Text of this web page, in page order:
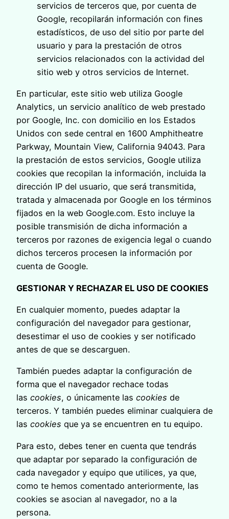
servicios de terceros que, por cuenta de
Google, recopilarán información con fines
estadísticos, de uso del sitio por parte del
usuario y para la prestación de otros
servicios relacionados con la actividad del
sitio web y otros servicios de Internet.
En particular, este sitio web utiliza Google
Analytics, un servicio analítico de web prestado
por Google, Inc. con domicilio en los Estados
Unidos con sede central en 1600 Amphitheatre
Parkway, Mountain View, California 94043. Para
la prestación de estos servicios, Google utiliza
cookies que recopilan la información, incluida la
dirección IP del usuario, que será transmitida,
tratada y almacenada por Google en los términos
fijados en la web Google.com. Esto incluye la
posible transmisión de dicha información a
terceros por razones de exigencia legal o cuando
dichos terceros procesen la información por
cuenta de Google.
GESTIONAR Y RECHAZAR EL USO DE COOKIES
En cualquier momento, puedes adaptar la
configuración del navegador para gestionar,
desestimar el uso de cookies y ser notificado
antes de que se descarguen.
También puedes adaptar la configuración de
forma que el navegador rechace todas
las cookies, o únicamente las cookies de
terceros. Y también puedes eliminar cualquiera de
las cookies que ya se encuentren en tu equipo.
Para esto, debes tener en cuenta que tendrás
que adaptar por separado la configuración de
cada navegador y equipo que utilices, ya que,
como te hemos comentado anteriormente, las
cookies se asocian al navegador, no a la
persona.